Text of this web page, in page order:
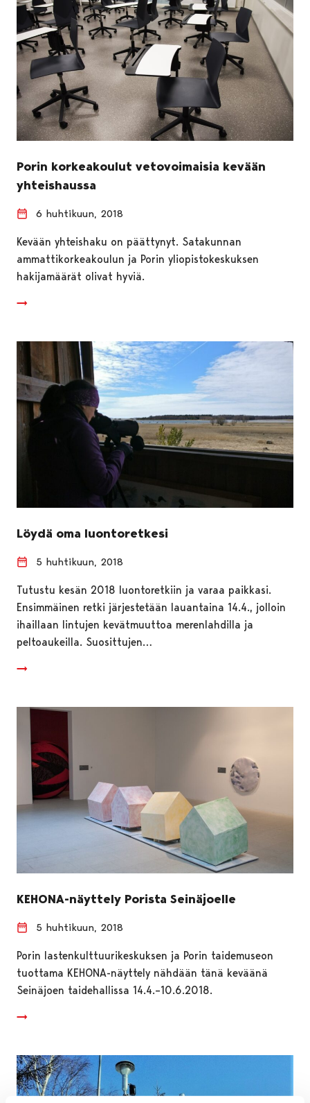
Porin korkeakoulut vetovoimaisia kevään
yhteishaussa
6 huhtikuun, 2018
Kevään yhteishaku on päättynyt. Satakunnan
ammattikorkeakoulun ja Porin yliopistokeskuksen
hakijamäärät olivat hyviä.
Löydä oma luontoretkesi
5 huhtikuun, 2018
Tutustu kesän 2018 luontoretkiin ja varaa paikkasi.
Ensimmäinen retki järjestetään lauantaina 14.4., jolloin
ihaillaan lintujen kevätmuuttoa merenlahdilla ja
peltoaukeilla. Suosittujen…
KEHONA-näyttely Porista Seinäjoelle
5 huhtikuun, 2018
Porin lastenkulttuurikeskuksen ja Porin taidemuseon
tuottama KEHONA-näyttely nähdään tänä keväänä
Seinäjoen taidehallissa 14.4.–10.6.2018.